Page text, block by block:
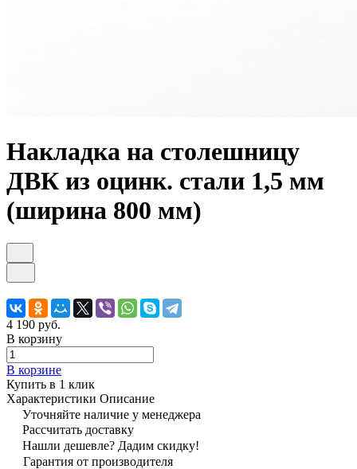
Накладка на столешницу
ДВК из оцинк. стали 1,5 мм
(ширина 800 мм)
4 190 руб.
В корзину
В корзине
Купить в 1 клик
Характеристики Описание
Уточняйте наличие у менеджера
Рассчитать доставку
Нашли дешевле? Дадим скидку!
Гарантия от производителя